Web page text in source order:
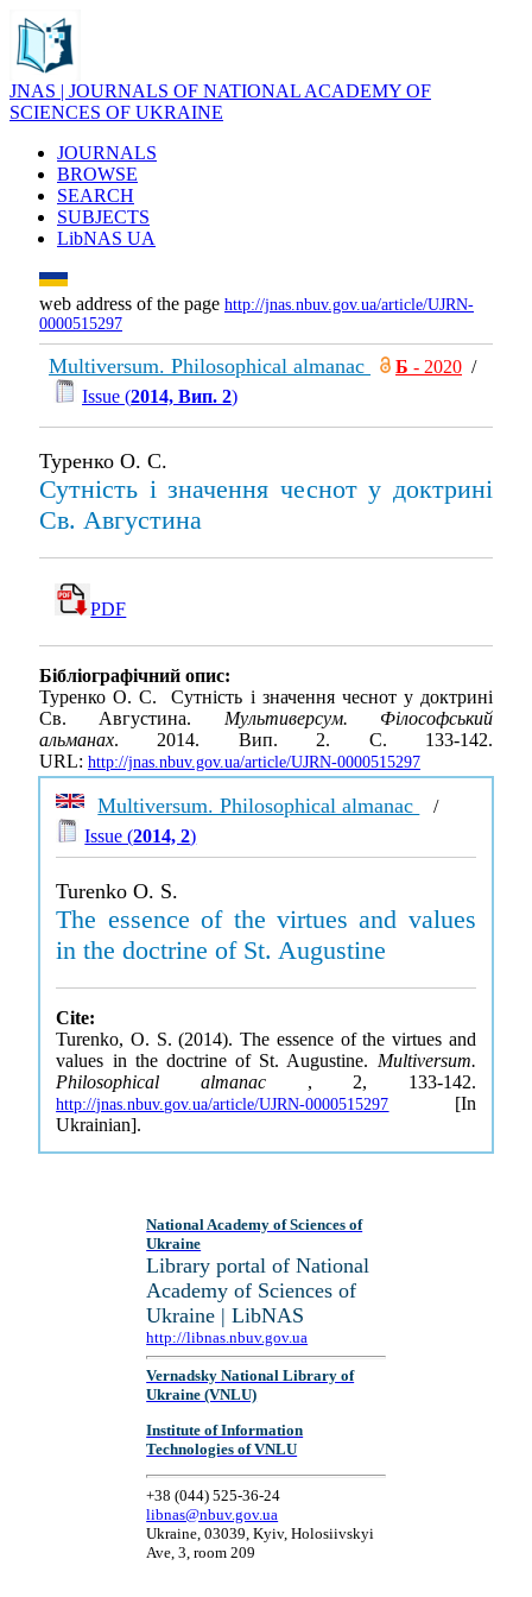
JNAS | JOURNALS OF NATIONAL ACADEMY OF
SCIENCES OF UKRAINE
JOURNALS
BROWSE
SEARCH
SUBJECTS
LibNAS UA
web address of the page http://jnas.nbuv.gov.ua/article/UJRN-
0000515297
Multiversum. Philosophical almanac Б - 2020 /
Issue (2014, Вип. 2)
Туренко О. С.
Сутність і значення чеснот у доктрині
Св. Августина
PDF
Бібліографічний опис:
Туренко О. С. Сутність і значення чеснот у доктрині
Св. Августина. Мультиверсум. Філософський
альманах. 2014. Вип. 2. С. 133-142.
URL: http://jnas.nbuv.gov.ua/article/UJRN-0000515297
Multiversum. Philosophical almanac
/
Issue (2014, 2)
Turenko O. S.
The essence of the virtues and values
in the doctrine of St. Augustine
Cite:
Turenko, O. S. (2014). The essence of the virtues and
values in the doctrine of St. Augustine. Multiversum.
Philosophical almanac , 2, 133-142.
http://jnas.nbuv.gov.ua/article/UJRN-0000515297 [In
Ukrainian].
National Academy of Sciences of
Ukraine
Library portal of National
Academy of Sciences of
Ukraine | LibNAS
http://libnas.nbuv.gov.ua
Vernadsky National Library of
Ukraine (VNLU)
Institute of Information
Technologies of VNLU
+38 (044) 525-36-24
libnas@nbuv.gov.ua
Ukraine, 03039, Kyiv, Holosiivskyi
Ave, 3, room 209